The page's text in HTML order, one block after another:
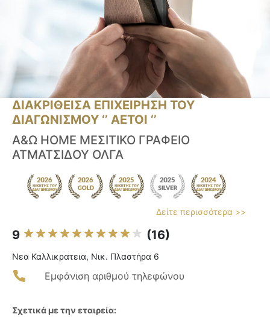
ΔΙΑΚΡΙΘΕΙΣΑ ΕΠΙΧΕΙΡΗΣΗ ΤΟΥ
ΔΙΑΓΩΝΙΣΜΟΥ ‘’ ΑΕΤΟΙ ‘’
Α&Ω HOME ΜΕΣΙΤΙΚΟ ΓΡΑΦΕΙΟ
ΑΤΜΑΤΣΙΔΟΥ ΟΛΓΑ
Δείτε περισσότερα >>
9 (16)
Νεα Καλλικρατεια, Νικ. Πλαστήρα 6
Εμφάνιση αριθμού τηλεφώνου
Σχετικά με την εταιρεία: